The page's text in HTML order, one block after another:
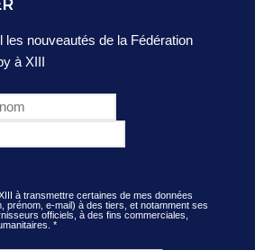
les nouveautés de la Fédération
à XIII
à transmettre certaines de mes données
prénom, e-mail) à des tiers, et notamment ses
officiels, à des fins commerciales,
*